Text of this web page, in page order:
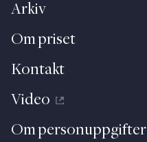
Arkiv
Om priset
Kontakt
Video
Om personuppgifter